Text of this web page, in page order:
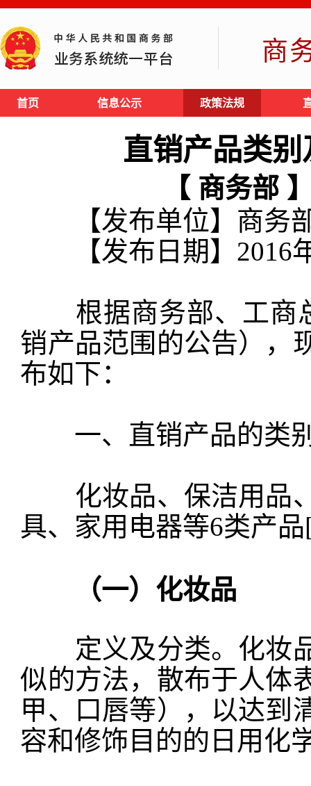
商
首页 信息公示 政策法规
直销产品类
【 商务部
【发布单位】商务
【发布日期】2016
根据商务部、工商
销产品范围的公告），
布如下：
一、直销产品的类
化妆品、保洁用品、
具、家用电器等6类产
（一）化妆品
定义及分类。化妆品
似的方法，散布于人体
甲、口唇等），以达到
容和修饰目的的日用化